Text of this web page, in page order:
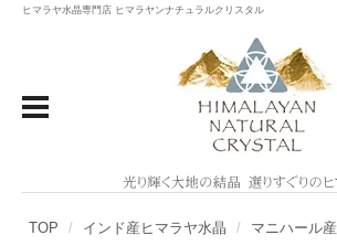
ヒマラヤ水晶専門店 ヒマラヤンナチュラルクリスタル
TOP インド産ヒマラヤ水晶
マニハール産